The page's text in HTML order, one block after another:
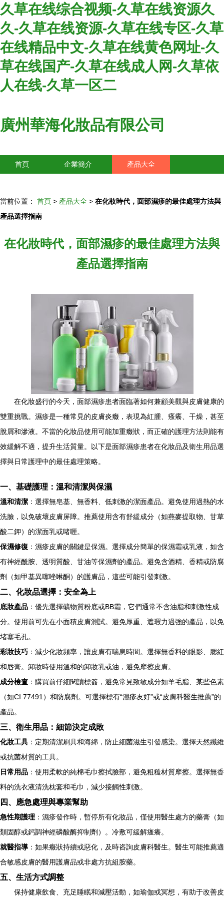
久草在线综合视频-久草在线资源久
久-久草在线资源-久草在线专区-久草
在线精品中文-久草在线黄色网址-久
草在线国产-久草在线成人网-久草依
人在线-久草一区二
廣州華海化妝品有限公司
首頁 企業簡介 產品大全
當前位置： 首頁 > 產品大全 > 在化妝時代，面部濕疹的最佳處理方法與
產品選擇指南
在化妝時代，面部濕疹的最佳處理方法與
產品選擇指南
在化妝盛行的今天，面部濕疹患者面臨著如何兼顧美觀與皮膚健康的
雙重挑戰。濕疹是一種常見的皮膚炎癥，表現為紅腫、瘙癢、干燥，甚至
脫屑和滲液。不當的化妝品使用可能加重癥狀，而正確的護理方法則能有
效緩解不適，提升生活質量。以下是面部濕疹患者在化妝品及衛生用品選
擇與日常護理中的最佳處理策略。
一、基礎護理：溫和清潔與保濕
溫和清潔 ：選擇無皂基、無香料、低刺激的潔面產品。避免使用過熱的水
洗臉，以免破壞皮膚屏障。推薦使用含有舒緩成分（如燕麥提取物、甘草
酸二鉀）的潔面乳或啫喱。
保濕修復 ：濕疹皮膚的關鍵是保濕。選擇成分簡單的保濕霜或乳液，如含
有神經酰胺、透明質酸、甘油等保濕劑的產品。避免含酒精、香精或防腐
劑（如甲基異噻唑啉酮）的護膚品，這些可能引發刺激。
二、化妝品選擇：安全為上
底妝產品 ：優先選擇礦物質粉底或BB霜，它們通常不含油脂和刺激性成
分。使用前可先在小面積皮膚測試。避免厚重、遮瑕力過強的產品，以免
堵塞毛孔。
彩妝技巧 ：減少化妝頻率，讓皮膚有喘息時間。選擇無香料的眼影、腮紅
和唇膏。卸妝時使用溫和的卸妝乳或油，避免摩擦皮膚。
成分檢查 ：購買前仔細閱讀標簽，避免常見致敏成分如羊毛脂、某些色素
（如CI 77491）和防腐劑。可選擇標有“濕疹友好”或“皮膚科醫生推薦”的
產品。
三、衛生用品：細節決定成敗
化妝工具 ：定期清潔刷具和海綿，防止細菌滋生引發感染。選擇天然纖維
或抗菌材質的工具。
日常用品 ：使用柔軟的純棉毛巾擦拭臉部，避免粗糙材質摩擦。選擇無香
料的洗衣液清洗枕套和毛巾，減少接觸性刺激。
四、應急處理與專業幫助
急性期護理 ：濕疹發作時，暫停所有化妝品，僅使用醫生處方的藥膏（如
類固醇或鈣調神經磷酸酶抑制劑）。冷敷可緩解瘙癢。
就醫指導 ：如果癥狀持續或惡化，及時咨詢皮膚科醫生。醫生可能推薦適
合敏感皮膚的醫用護膚品或非處方抗組胺藥。
五、生活方式調整
保持健康飲食、充足睡眠和減壓活動，如瑜伽或冥想，有助于改善皮